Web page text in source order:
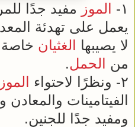
١- الموز مفيد جدًا
يعمل على تهدئة
لا يصيبها الغثيان خاصة
من الحمل.
٢- ونظرًا لاحتواء
الموز
الفيتامينات
ومفيد جدًا للجنين.